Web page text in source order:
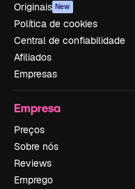
Originais New
Política de cookies
Central de confiabilidade
Afiliados
Empresas
Empresa
Preços
Sobre nós
Reviews
Emprego